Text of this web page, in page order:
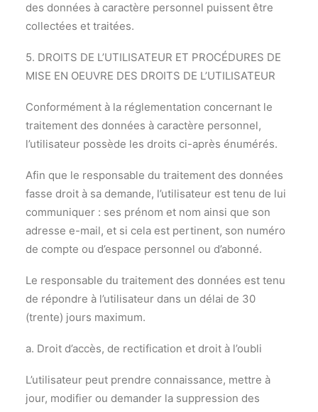
des données à caractère personnel puissent être
collectées et traitées.
5. DROITS DE L’UTILISATEUR ET PROCÉDURES DE
MISE EN OEUVRE DES DROITS DE L’UTILISATEUR
Conformément à la réglementation concernant le
traitement des données à caractère personnel,
l’utilisateur possède les droits ci-après énumérés.
Afin que le responsable du traitement des données
fasse droit à sa demande, l’utilisateur est tenu de lui
communiquer : ses prénom et nom ainsi que son
adresse e-mail, et si cela est pertinent, son numéro
de compte ou d’espace personnel ou d’abonné.
Le responsable du traitement des données est tenu
de répondre à l’utilisateur dans un délai de 30
(trente) jours maximum.
a. Droit d’accès, de rectification et droit à l’oubli
L’utilisateur peut prendre connaissance, mettre à
jour, modifier ou demander la suppression des